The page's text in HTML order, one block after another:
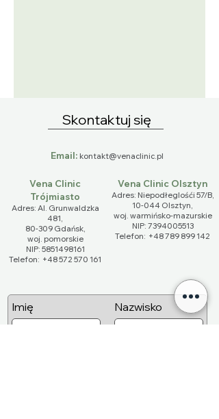
Skontaktuj się
Email: kontakt@venaclinic.pl
Vena Clinic
Trójmiasto
Adres: Al. Grunwaldzka
481,
80-309 Gdańsk,
woj. pomorskie​
NIP: 5851498161
Telefon: +48 572 570 161
Vena Clinic Olsztyn
Adres: Niepodłeglośći 57/B,
10-044 Olsztyn,
​woj. warmińsko-mazurskie
NIP: 7394005513
Telefon: +48 789 899 142
Imię Nazwisko